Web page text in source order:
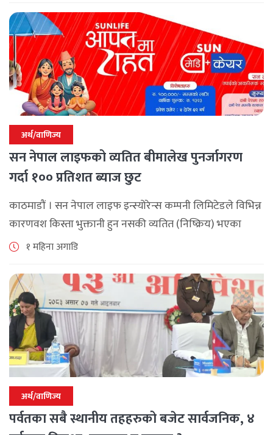
अर्थ/वाणिज्य
सन नेपाल लाइफको व्यतित बीमालेख पुनर्जागरण
गर्दा १०० प्रतिशत ब्याज छुट
काठमाडौं । सन नेपाल लाइफ इन्स्योरेन्स कम्पनी लिमिटेडले विभिन्न
कारणवश किस्ता भुक्तानी हुन नसकी व्यतित (निष्क्रिय) भएका
बीमालेख पुनर्जागरण गर्दा लाग्ने शतप्रतिशत विलम्ब शुल्क (ब्याज)
१ महिना अगाडि
अर्थ/वाणिज्य
पर्वतका सबै स्थानीय तहहरुको बजेट सार्वजनिक, ४